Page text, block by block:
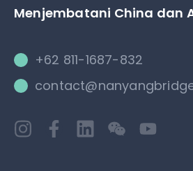
Menjembatani China dan
+62 811-1687-832